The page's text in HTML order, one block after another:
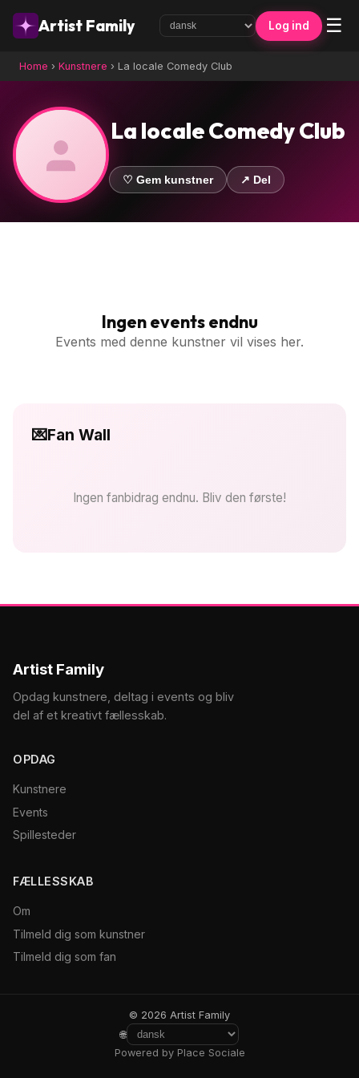
Artist Family Log ind ☰
Home › Kunstnere › La locale Comedy Club
La locale Comedy Club
♡ Gem kunstner ↗ Del
Ingen events endnu
Events med denne kunstner vil vises her.
💌Fan Wall
Ingen fanbidrag endnu. Bliv den første!
Artist Family
Opdag kunstnere, deltag i events og bliv
del af et kreativt fællesskab.
OPDAG
Kunstnere
Events
Spillesteder
FÆLLESSKAB
Om
Tilmeld dig som kunstner
Tilmeld dig som fan
© 2026 Artist Family
🌐
Powered by Place Sociale